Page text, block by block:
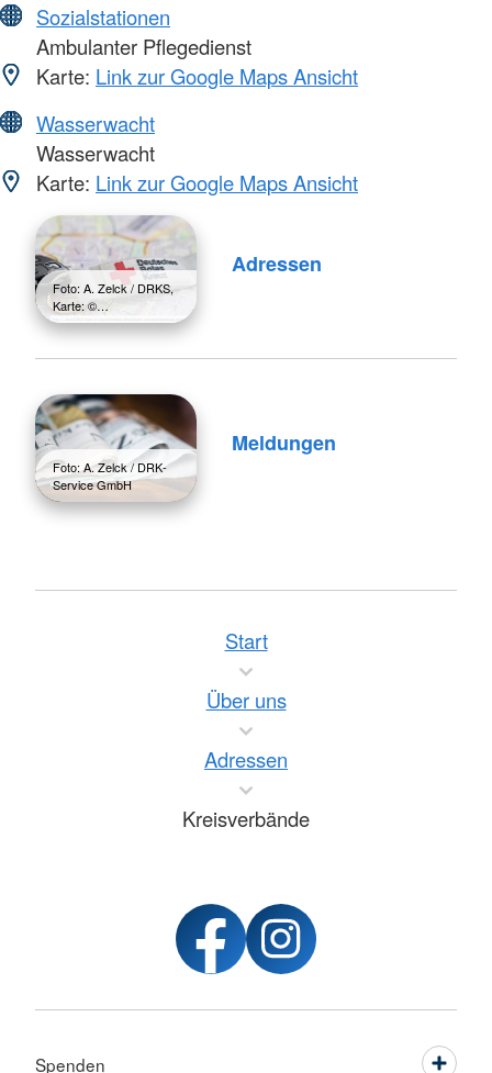
Sozialstationen
Ambulanter Pflegedienst
Karte: Link zur Google Maps Ansicht
Wasserwacht
Wasserwacht
Karte: Link zur Google Maps Ansicht
Foto: A. Zelck / DRKS,
Karte: ©…
Adressen
Foto: A. Zelck / DRK-
Service GmbH
Meldungen
Start
Über uns
Adressen
Kreisverbände
Spenden